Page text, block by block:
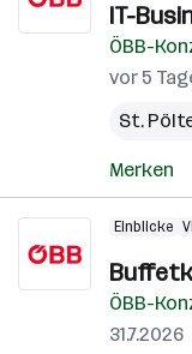
IT-
ÖBB-
vor 5
St.
Merken
Einblicke
ÖBB-
31.7.2026